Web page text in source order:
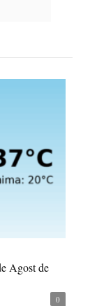
Agost de
0